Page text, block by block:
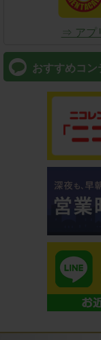
⇒ アプ
おすすめコン